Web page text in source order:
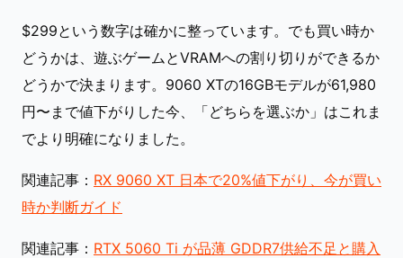
$299という数字は確かに整っています。でも買い時か
どうかは、遊ぶゲームとVRAMへの割り切りができるか
どうかで決まります。9060 XTの16GBモデルが61,980
円〜まで値下がりした今、「どちらを選ぶか」はこれま
でより明確になりました。
関連記事： RX 9060 XT 日本で20%値下がり、今が買い
時か判断ガイド
関連記事： RTX 5060 Ti が品薄 GDDR7供給不足と購入